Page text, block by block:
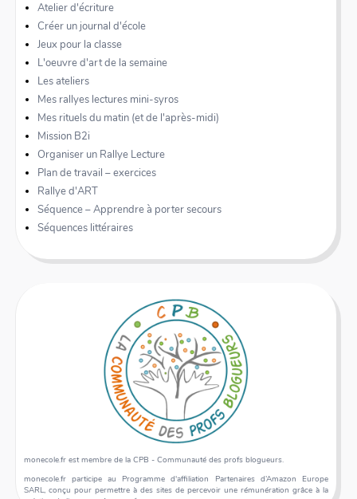
Atelier d'écriture
Créer un journal d'école
Jeux pour la classe
L'oeuvre d'art de la semaine
Les ateliers
Mes rallyes lectures mini-syros
Mes rituels du matin (et de l'après-midi)
Mission B2i
Organiser un Rallye Lecture
Plan de travail – exercices
Rallye d'ART
Séquence – Apprendre à porter secours
Séquences littéraires
monecole.fr est membre de la CPB - Communauté des profs blogueurs.
monecole.fr participe au Programme d'affiliation Partenaires d’Amazon Europe
SARL, conçu pour permettre à des sites de percevoir une rémunération grâce à la